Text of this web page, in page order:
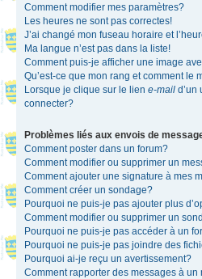
Comment modifier mes paramètres?
Les heures ne sont pas correctes!
J’ai changé mon fuseau horaire et
Ma langue n’est pas dans la liste!
Comment puis-je afficher une image
Qu’est-ce que mon rang et comment le
Lorsque je clique sur le lien e-mail d’un
connecter?
Problèmes liés aux envois de
Comment poster dans un forum?
Comment modifier ou supprimer un
Comment ajouter une signature à mes
Comment créer un sondage?
Pourquoi ne puis-je pas ajouter plus
Comment modifier ou supprimer un
Pourquoi ne puis-je pas accéder à un
Pourquoi ne puis-je pas joindre des
Pourquoi ai-je reçu un avertissement?
Comment rapporter des messages à un